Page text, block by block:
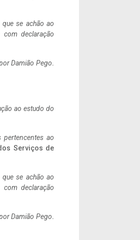
se achão ao
declaração
Damião Pego.
ao estudo do
ao
Serviços de
se achão ao
declaração
Damião Pego.